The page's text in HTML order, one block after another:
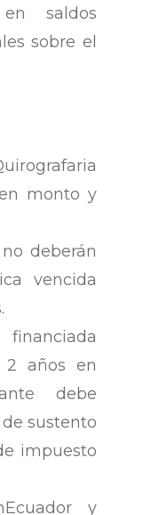
saldos
sobre el
monto y
deberán
vencida
2 años en
debe
sustento
impuesto
y